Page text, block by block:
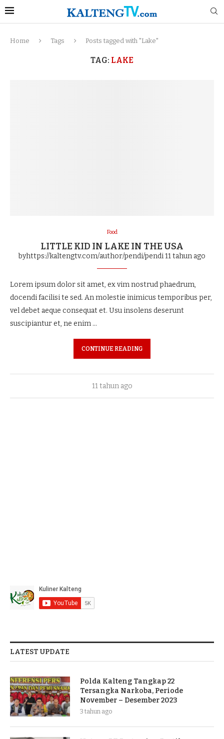
Home Tags Posts tagged with "Lake"
TAG: LAKE
Food
LITTLE KID IN LAKE IN THE USA
byhttps://kaltengtv.com/author/pendi/pendi11 tahun ago
Lorem ipsum dolor sit amet, ex vim nostrud phaedrum,
docendi facilisi te sed. An molestie inimicus temporibus per,
vel debet aeque consequat et. Usu insolens deserunt
suscipiantur et, ne enim …
CONTINUE READING
11 tahun ago
LATEST UPDATE
Polda Kalteng Tangkap 22
Tersangka Narkoba, Periode
November – Desember 2023
3 tahun ago